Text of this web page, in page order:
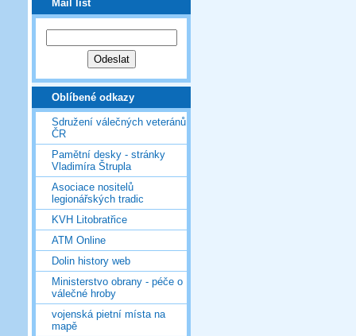
Mail list
Oblíbené odkazy
Sdružení válečných veteránů
ČR
Pamětní desky - stránky
Vladimíra Štrupla
Asociace nositelů
legionářských tradic
KVH Litobratřice
ATM Online
Dolin history web
Ministerstvo obrany - péče o
válečné hroby
vojenská pietní místa na
mapě